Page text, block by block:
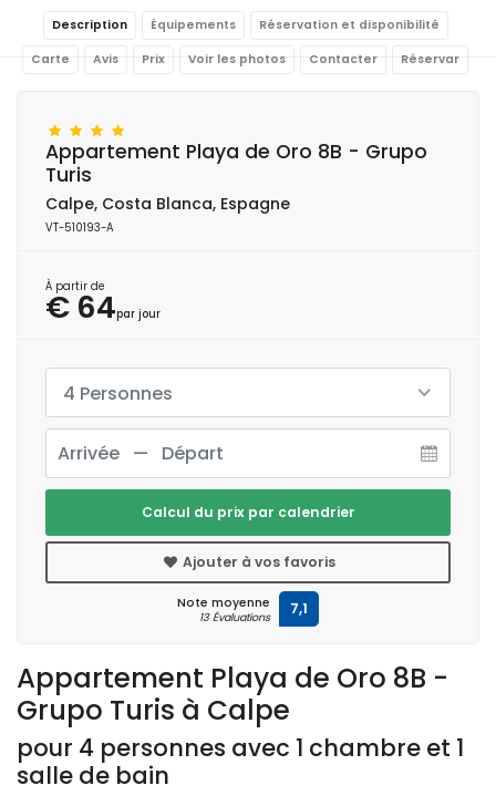
Description Équipements Réservation et disponibilité
Carte Avis Prix Voir les photos Contacter Réservar
Appartement Playa de Oro 8B -
Grupo Turis à Calpe
pour 4 personnes avec 1 chambre et 1
salle de bain
Appartement Playa de Oro 8B - Grupo
Turis
Calpe, Costa Blanca, Espagne
VT-510193-A
À partir de
€ 64par jour
4 Personnes
Calcul du prix par calendrier
Ajouter à vos favoris
Note moyenne
13 Évaluations 7,1